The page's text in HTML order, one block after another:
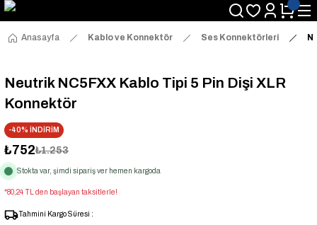
Anasayfa Kablo ve Konnektör Ses Konnektörleri
Neutrik NC5FXX Kablo Tipi 5 Pin Dişi XLR
Konnektör
-40% İNDİRİM
₺752₺1.253
Stokta var, şimdi sipariş ver hemen kargoda
*80,24 TL den başlayan taksitlerle!
Tahmini Kargo Süresi :